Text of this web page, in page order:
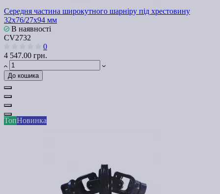
Середня частина широкутного шарніру під хрестовину
32х76/27х94 мм
В наявності
СV2732
0
4 547.00 грн.
До кошика
ТопНовинка